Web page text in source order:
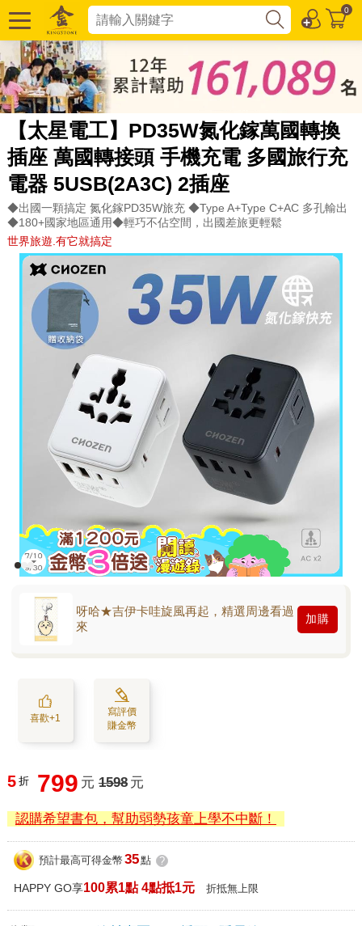
0
【太星電工】PD35W氮化鎵萬國轉換
插座 萬國轉接頭 手機充電 多國旅行充
電器 5USB(2A3C) 2插座
◆出國一顆搞定 氮化鎵PD35W旅充 ◆Type A+Type C+AC 多孔輸出
◆180+國家地區通用◆輕巧不佔空間，出國差旅更輕鬆
世界旅遊.有它就搞定
呀哈★吉伊卡哇旋風再起，精選周邊看過
來
加購
喜歡+1
寫評價
賺金幣
5 折 799 元 1598 元
認購希望書包，幫助弱勢孩童上學不中斷！
預計最高可得金幣 35點 ?
HAPPY GO享100累1點 4點抵1元 折抵無上限